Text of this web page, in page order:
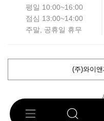
평일 10:00~16:00
점심 13:00~14:00
주말, 공휴일 휴무
(주)와이